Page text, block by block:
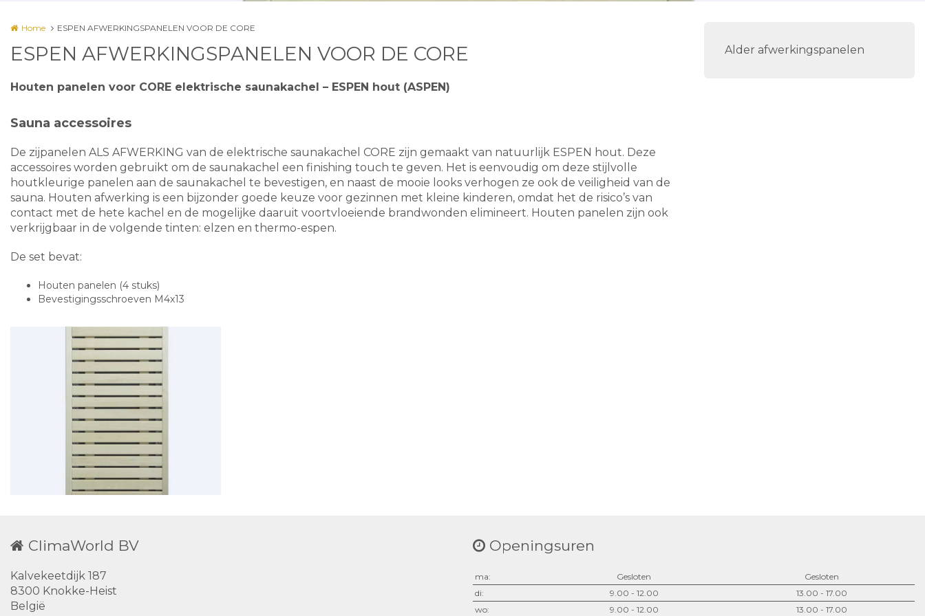
Home ESPEN AFWERKINGSPANELEN VOOR DE CORE
ESPEN AFWERKINGSPANELEN VOOR DE CORE
Houten panelen voor CORE elektrische saunakachel – ESPEN hout (ASPEN)
Sauna accessoires
De zijpanelen ALS AFWERKING van de elektrische saunakachel CORE zijn gemaakt van natuurlijk ESPEN hout. Deze
accessoires worden gebruikt om de saunakachel een finishing touch te geven. Het is eenvoudig om deze stijlvolle
houtkleurige panelen aan de saunakachel te bevestigen, en naast de mooie looks verhogen ze ook de veiligheid van de
sauna. Houten afwerking is een bijzonder goede keuze voor gezinnen met kleine kinderen, omdat het de risico’s van
contact met de hete kachel en de mogelijke daaruit voortvloeiende brandwonden elimineert. Houten panelen zijn ook
verkrijgbaar in de volgende tinten: elzen en thermo-espen.
De set bevat:
Houten panelen (4 stuks)
Bevestigingsschroeven M4x13
Alder afwerkingspanelen
ClimaWorld BV
Kalvekeetdijk 187
8300 Knokke-Heist
België
Openingsuren
ma: Gesloten
Gesloten
di:
9.00 - 12.00
13.00 - 17.00
wo:
9.00 - 12.00 13.00 - 17.00